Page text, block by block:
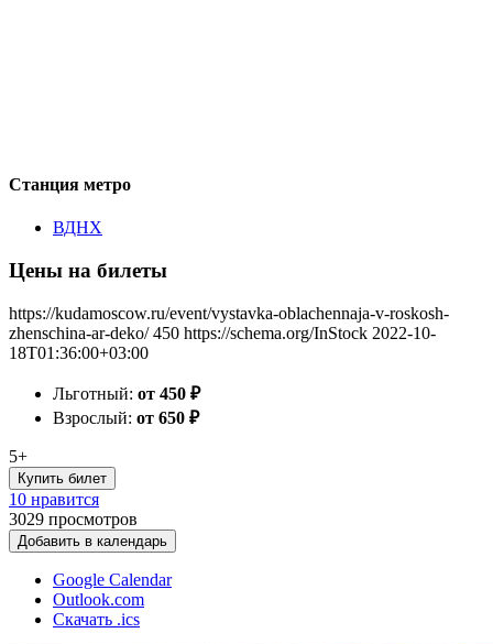
Станция метро
ВДНХ
Цены на билеты
https://kudamoscow.ru/event/vystavka-oblachennaja-v-roskosh-
zhenschina-ar-deko/ 450 https://schema.org/InStock 2022-10-
18T01:36:00+03:00
Льготный: от 450 ₽
Взрослый: от 650 ₽
5+
Купить билет
10 нравится
3029 просмотров
Добавить в календарь
Google Calendar
Outlook.com
Скачать .ics